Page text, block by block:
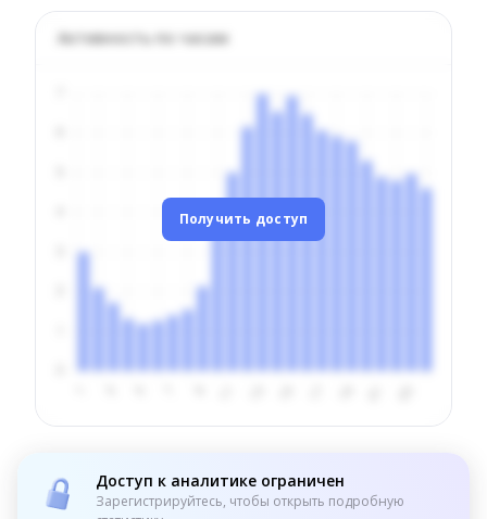
Активность по часам
Получить доступ
Доступ к аналитике ограничен
Зарегистрируйтесь, чтобы открыть подробную